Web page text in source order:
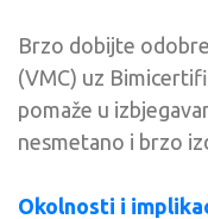
Brzo dobijte
(VMC) uz
pomaže u
nesmetano i brzo
Okolnosti i